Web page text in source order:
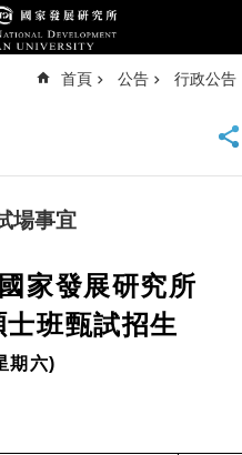
首頁 公告 行政公告
場事宜
家發展研究所
班甄試招生
期六)